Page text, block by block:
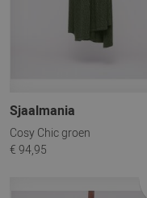
Sjaalmania
Cosy Chic groen
€ 94,95